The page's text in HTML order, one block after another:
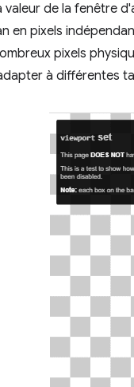
valeur de la fenêtre
en pixels
pixels
à différentes